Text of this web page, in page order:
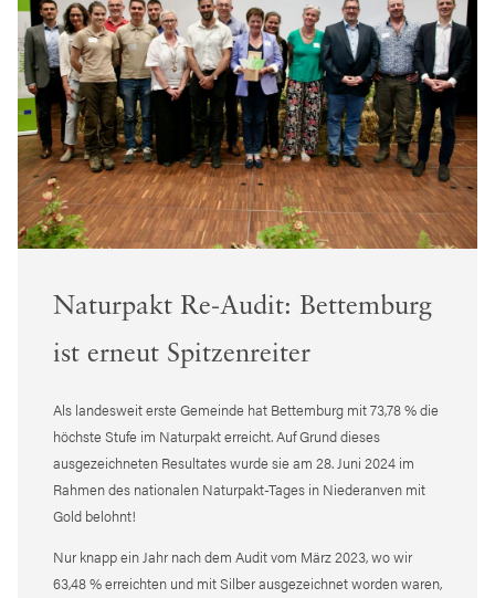
Naturpakt Re-Audit: Bettemburg
ist erneut Spitzenreiter
Als landesweit erste Gemeinde hat Bettemburg mit 73,78 % die
höchste Stufe im Naturpakt erreicht. Auf Grund dieses
ausgezeichneten Resultates wurde sie am 28. Juni 2024 im
Rahmen des nationalen Naturpakt-Tages in Niederanven mit
Gold belohnt!
Nur knapp ein Jahr nach dem Audit vom März 2023, wo wir
63,48 % erreichten und mit Silber ausgezeichnet worden waren,